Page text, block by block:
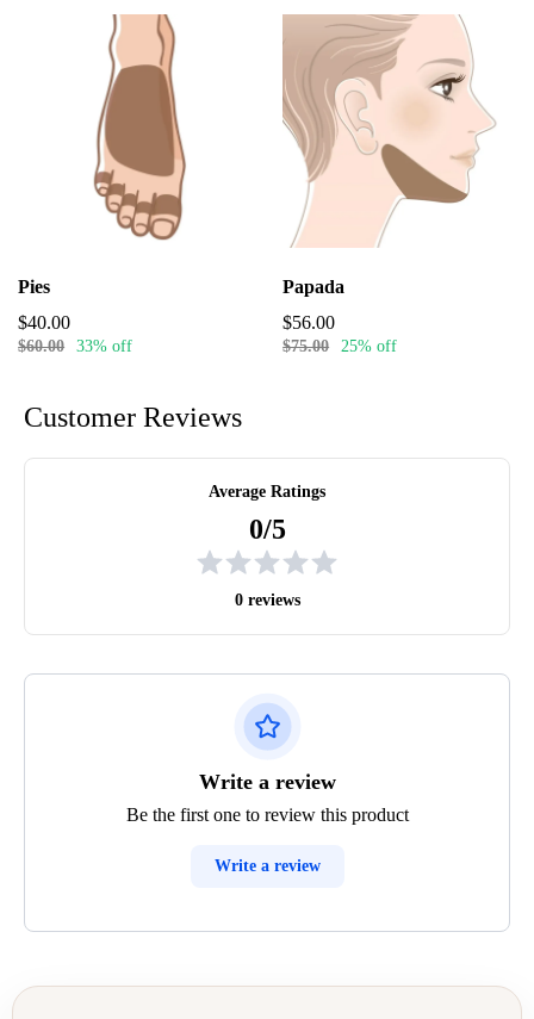
Pies
$40.00
$60.00 33% off
Papada
$56.00
$75.00 25% off
Customer Reviews
Average Ratings
0/5
0 reviews
Write a review
Be the first one to review this product
Write a review